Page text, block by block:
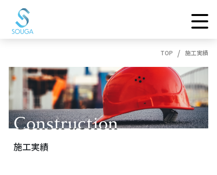
TOP 施工実績
Construction
Construction
施工実績